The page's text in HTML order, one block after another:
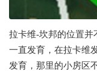
拉卡维-坎邦的位置并
一直发育，在拉卡维
发育，那里的小房区